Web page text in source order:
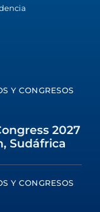
Y CONGRESOS
2027
Sudáfrica
Y CONGRESOS